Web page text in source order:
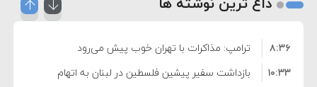
ترامپ: مذاکرات با تهران خوب پیش می‌رود
۸:۳۶
بازداشت سفیر پیشین فلسطین در لبنان به اتهام
۱۰:۳۳